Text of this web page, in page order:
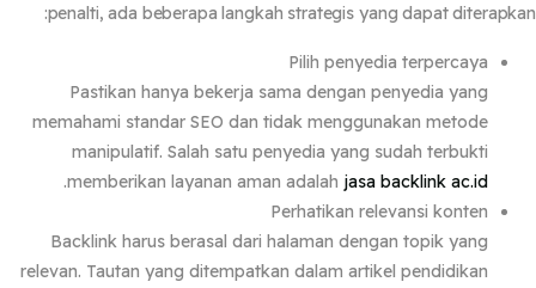
penalti, ada beberapa langkah strategis yang dapat
Pilih penyedia terpercaya
Pastikan hanya bekerja sama dengan penyedia yang
memahami standar SEO dan tidak menggunakan metode
manipulatif. Salah satu penyedia yang sudah terbukti
memberikan layanan aman adalahjasa backlink ac.id
.
Perhatikan relevansi konten
Backlink harus berasal dari halaman dengan topik yang
relevan. Tautan yang ditempatkan dalam artikel pendidikan